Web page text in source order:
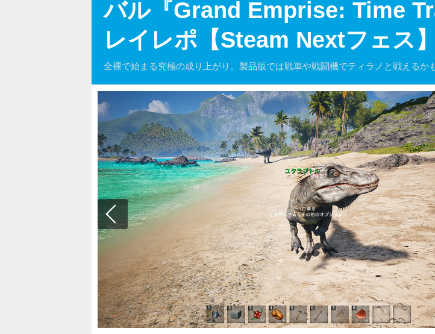
バル『Grand Emprise: Time
レイレポ【Steam Nextフェス
全裸で始まる究極の成り上がり。製品版では戦車や戦闘機でティラノと戦えるかも